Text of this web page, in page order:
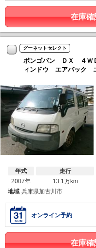
在庫確
グーネットセレクト
ボンゴバン ＤＸ ４Ｗ
ィンドウ エアバック
年式
2007年
走行
13.1万km
地域 兵庫県加古川市
オンライン予約
在庫確